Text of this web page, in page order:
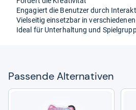
Enga­giert die Benut­zer durch
Viel­sei­tig ein­setz­bar in
Ideal für Unter­hal­tung und
Pas­sende Alter­na­ti­ven